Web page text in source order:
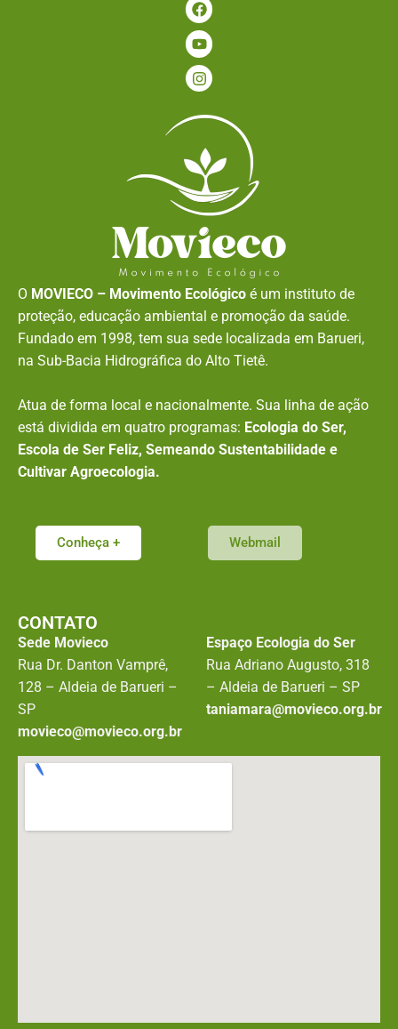
O MOVIECO – Movimento Ecológico é um instituto de
proteção, educação ambiental e promoção da saúde.
Fundado em 1998, tem sua sede localizada em Barueri,
na Sub-Bacia Hidrográfica do Alto Tietê.
Atua de forma local e nacionalmente. Sua linha de ação
está dividida em quatro programas: Ecologia do Ser,
Escola de Ser Feliz, Semeando Sustentabilidade e
Cultivar Agroecologia.
Conheça + Webmail
CONTATO
Sede Movieco
Rua Dr. Danton Vamprê,
128 – Aldeia de Barueri –
SP
movieco@movieco.org.br
Espaço Ecologia do Ser
Rua Adriano Augusto, 318
– Aldeia de Barueri – SP
taniamara@movieco.org.br